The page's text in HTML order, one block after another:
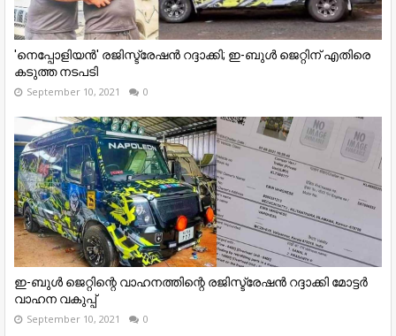
'നെപ്പോളിയൻ' രജിസ്ട്രേഷൻ റദ്ദാക്കി; ഇ-ബുൾ ജെറ്റിന് എതിരെ
കടുത്ത നടപടി
September 10, 2021 0
ഇ-ബുള്‍ ജെറ്റിന്റെ വാഹനത്തിന്റെ രജിസ്ട്രേഷന്‍ റദ്ദാക്കി മോട്ടര്‍
വാഹന വകുപ്പ്
September 10, 2021 0